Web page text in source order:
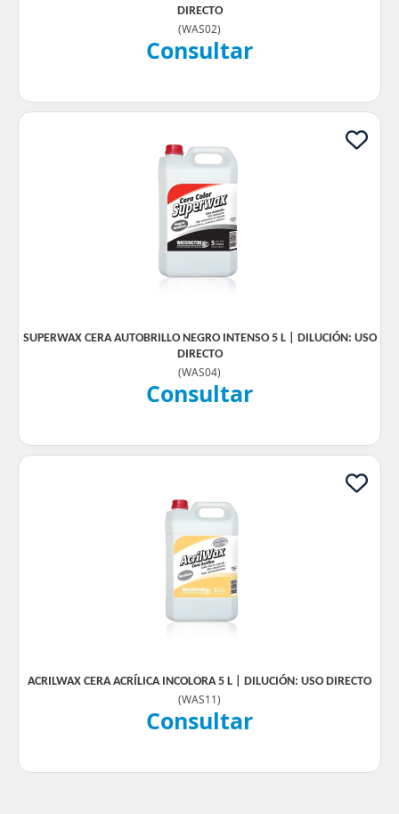
DIRECTO
(WAS02)
Consultar
SUPERWAX CERA AUTOBRILLO NEGRO INTENSO 5 L | DILUCIÓN: USO
DIRECTO
(WAS04)
Consultar
ACRILWAX CERA ACRÍLICA INCOLORA 5 L | DILUCIÓN: USO DIRECTO
(WAS11)
Consultar